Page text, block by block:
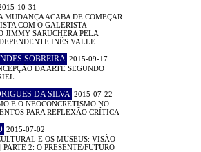
10-31
MUDANÇA ACABA DE COMEÇAR
COM O GALERISTA
JIMMY SARUCHERA PELA
INÊS VALLE
SOBREIRA 2015-09-17
DA ARTE SEGUNDO
DA SILVA 2015-07-22
E O NEOCONCRETISMO NO
PARA REFLEXÃO CRÍTICA
2015-07-02
E OS MUSEUS: VISÃO
PARTE 2: O PRESENTE/FUTURO